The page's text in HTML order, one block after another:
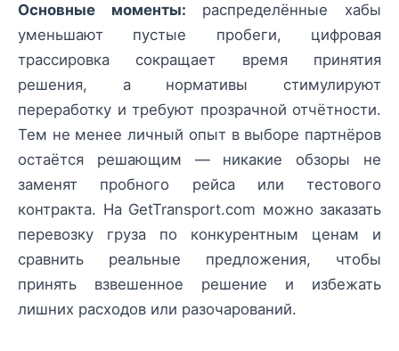
Основные моменты: распределённые хабы
уменьшают пустые пробеги, цифровая
трассировка сокращает время принятия
решения, а нормативы стимулируют
переработку и требуют прозрачной отчётности.
Тем не менее личный опыт в выборе партнёров
остаётся решающим — никакие обзоры не
заменят пробного рейса или тестового
контракта. На GetTransport.com можно заказать
перевозку груза по конкурентным ценам и
сравнить реальные предложения, чтобы
принять взвешенное решение и избежать
лишних расходов или разочарований.